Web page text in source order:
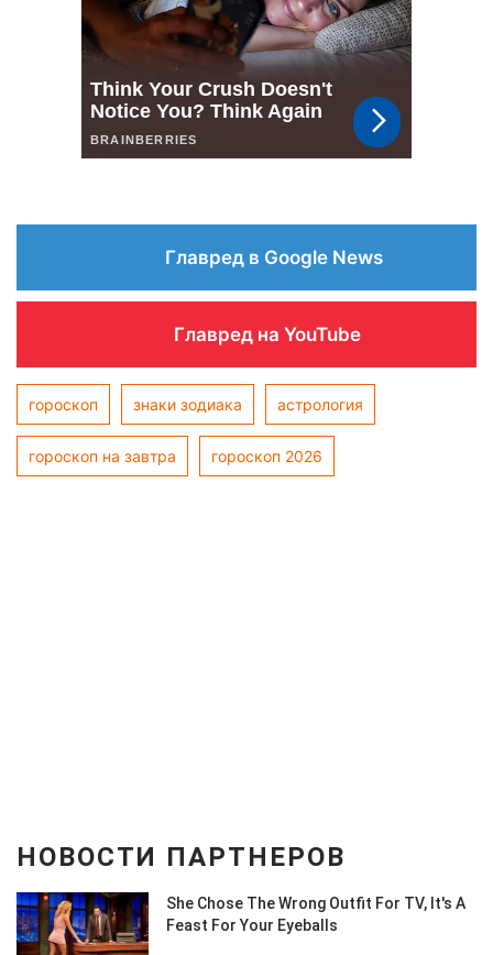
Главред в Google News
Главред на YouTube
гороскоп знаки зодиака астрология
гороскоп на завтра гороскоп 2026